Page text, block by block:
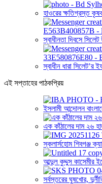
হাওরের ক্ষতিগ্রস্ত
স্বাধীনতা দিবসে
স্বাধীন ধারা সিলেট’র
এই সপ্তাহের পাঠকপ্রিয়
ইসলামী আন্দোলন
এক কাঁঠালের দাম ২৬
স্কলার্সহোম শিবগঞ্জ
আব্দুল কুদ্দুস কাসেমীর
সর্বস্তরের ঘুষখোর,